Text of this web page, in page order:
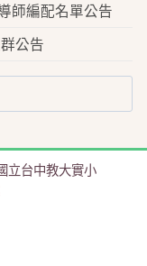
師編配名單公告
公告
立台中教大實小